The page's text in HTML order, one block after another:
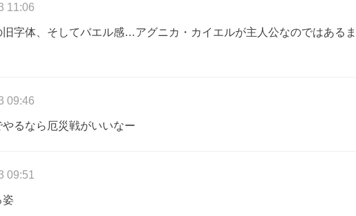
11:06
字体、そしてバエル感…アグニカ・カイエルが主人公なのではあるま
09:46
るなら厄災戦がいいなー
09:51
姿